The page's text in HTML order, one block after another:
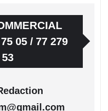
05 / 77 279